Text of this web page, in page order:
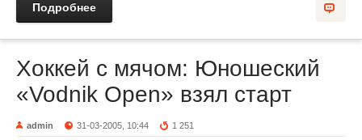
Подробнее
Хоккей с мячом: Юношеский
«Vodnik Open» взял старт
admin 31-03-2005, 10:44 1 251